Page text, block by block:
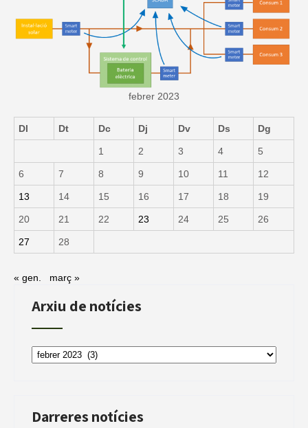
febrer 2023
Dl Dt Dc Dj Dv Ds Dg
1 2 3 4 5
6 7 8 9 10 11 12
13 14 15 16 17 18 19
20 21 22 23 24 25 26
27 28
« gen. març »
Arxiu de notícies
Arxiu
de
Darreres notícies